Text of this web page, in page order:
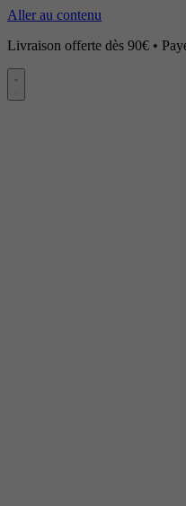
Aller au contenu
Livraison offerte dès 90€ •